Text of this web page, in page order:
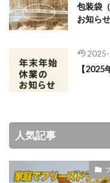
包装袋
お知らせ
【2025
人気記事